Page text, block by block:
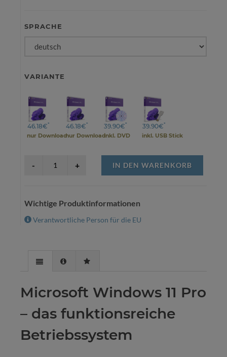
SPRACHE
VARIANTE
46.18€*
nur Download
46.18€*
nur Download
39.90€*
inkl. DVD
39.90€*
inkl. USB Stick
IN DEN WARENKORB
Wichtige Produktinformationen
Verantwortliche Person für die EU
Microsoft Windows 11 Pro
– das funktionsreiche
Betriebssystem